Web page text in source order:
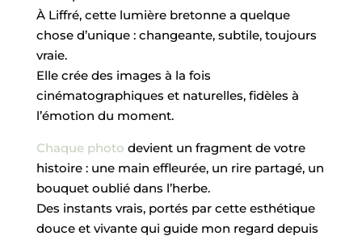
À Liffré, cette lumière bretonne a quelque
chose d’unique : changeante, subtile, toujours
vraie.
Elle crée des images à la fois
cinématographiques et naturelles, fidèles à
l’émotion du moment.
Chaque photo devient un fragment de votre
histoire : une main effleurée, un rire partagé, un
bouquet oublié dans l’herbe.
Des instants vrais, portés par cette esthétique
douce et vivante qui guide mon regard depuis